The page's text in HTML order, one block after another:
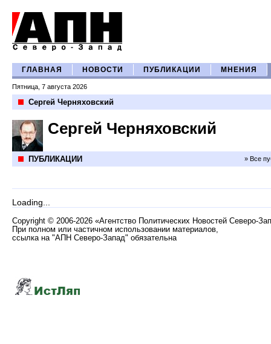
ГЛАВНАЯ НОВОСТИ ПУБЛИКАЦИИ МНЕНИЯ
Пятница, 7 августа 2026
Сергей Черняховский
Сергей Черняховский
ПУБЛИКАЦИИ » Все
Loading...
Copyright © 2006-2026 «Агентство Политических Новостей Северо-
При полном или частичном использовании материалов,
ссылка на "АПН Северо-Запад" обязательна